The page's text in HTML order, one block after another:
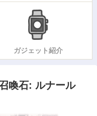
ガジェット紹介
喚石: ルナール